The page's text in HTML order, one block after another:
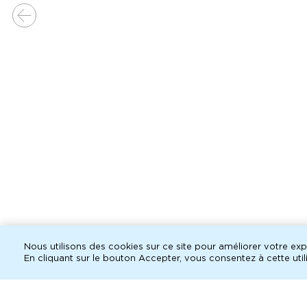
programme des spectacles
Nous utilisons des cookies sur ce site pour améliorer votre
En cliquant sur le bouton Accepter, vous consentez à cette